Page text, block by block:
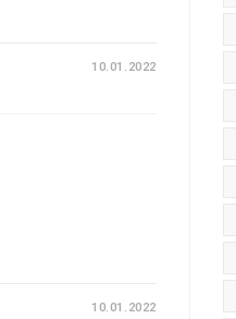
10.01.2022
10.01.2022